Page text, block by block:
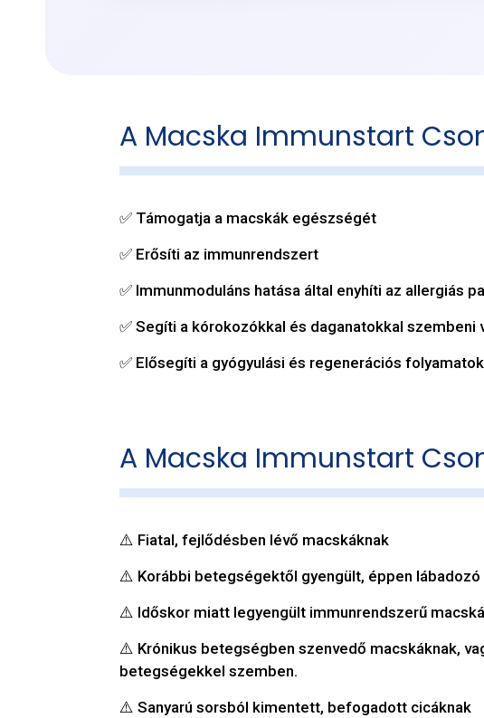
A Macska Immunstart
✅ Támogatja a macskák egészségét
✅ Erősíti az immunrendszert
✅ Immunmoduláns hatása által enyhíti az allergiás
✅ Segíti a kórokozókkal és daganatokkal szembeni
✅ Elősegíti a gyógyulási és regenerációs
A Macska Immunstart
⚠️ Fiatal, fejlődésben lévő macskáknak
⚠️ Korábbi betegségektől gyengült, éppen lábadozó
⚠️ Időskor miatt legyengült immunrendszerű
⚠️ Krónikus betegségben szenvedő macskáknak,
betegségekkel szemben.
⚠️ Sanyarú sorsból kimentett, befogadott cicáknak